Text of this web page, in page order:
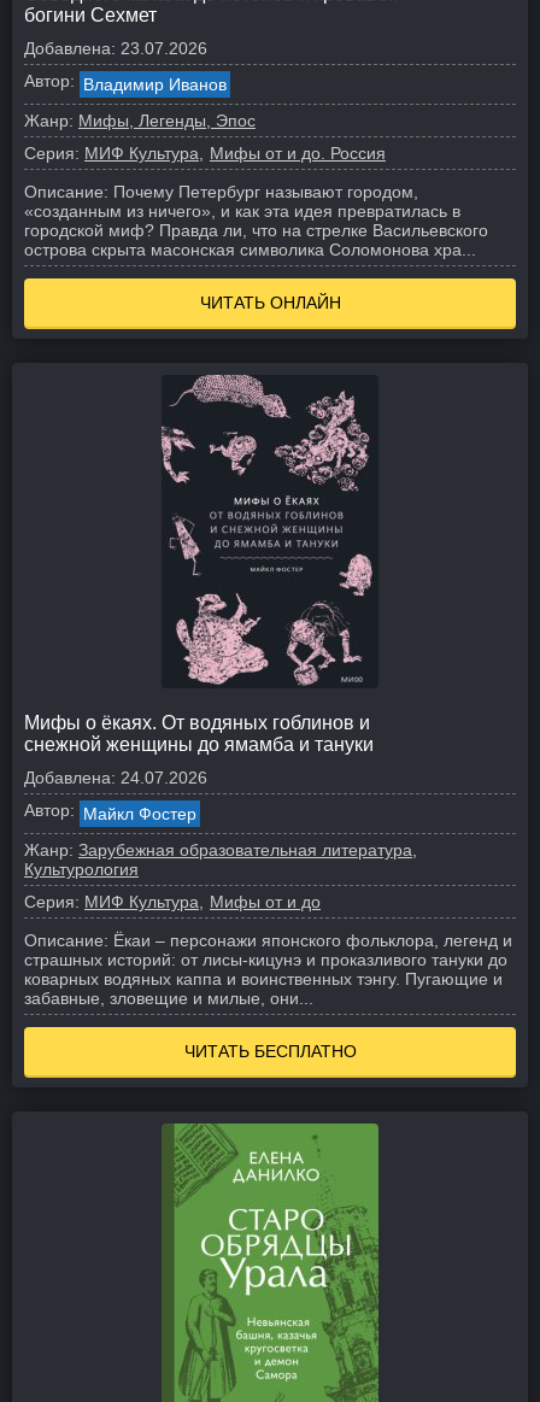
богини Сехмет
Добавлена: 23.07.2026
Автор: Владимир Иванов
Жанр: Мифы, Легенды, Эпос
Серия: МИФ Культура
Мифы от и до. Россия
Описание: Почему Петербург называют городом,
«созданным из ничего», и как эта идея превратилась в
городской миф? Правда ли, что на стрелке Васильевского
острова скрыта масонская символика Соломонова хра...
ЧИТАТЬ ОНЛАЙН
Мифы о ёкаях. От водяных гоблинов и
снежной женщины до ямамба и тануки
Добавлена: 24.07.2026
Автор: Майкл Фостер
Жанр: Зарубежная образовательная литература
Культурология
Серия: МИФ Культура
Мифы от и до
Описание: Ёкаи – персонажи японского фольклора, легенд и
страшных историй: от лисы-кицунэ и проказливого тануки до
коварных водяных каппа и воинственных тэнгу. Пугающие и
забавные, зловещие и милые, они...
ЧИТАТЬ БЕСПЛАТНО